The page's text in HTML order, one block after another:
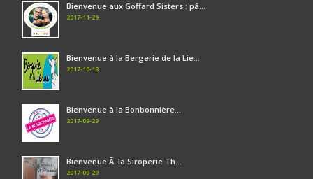
Bienvenue aux Goffard Sisters : pâ...
2017-11-29
Bienvenue à la Bergerie de la Lie...
2017-10-18
Bienvenue à la Bonbonnière...
2017-09-29
Bienvenue Ã la Siroperie Th...
2017-09-29